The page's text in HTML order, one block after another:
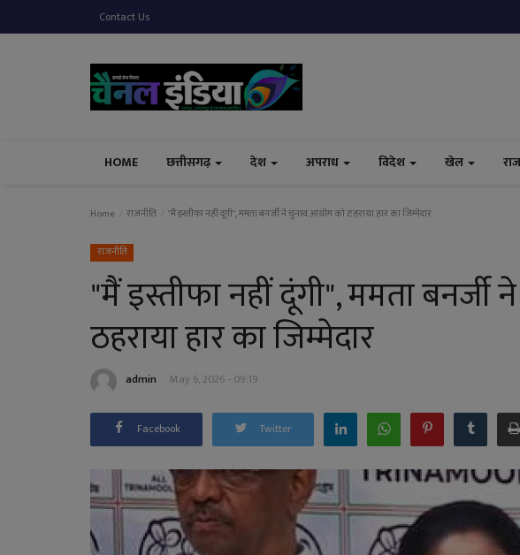
Contact Us
HOME छत्तीसगढ़ देश अपराध विदेश खेल
Home राजनीति "मैं इस्तीफा नहीं दूंगी", ममता बनर्जी ने चुनाव आयोग को ठहराया हार का जिम्मेदार
राजनीति
"मैं इस्तीफा नहीं दूंगी", ममता
ठहराया हार का जिम्मेदार
admin May 6, 2026 - 09:19
Facebook Twitter